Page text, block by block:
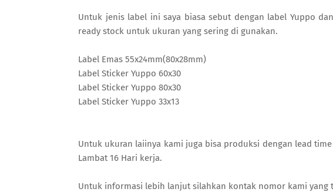
Untuk jenis label ini saya biasa sebut dengan label Yuppo
ready stock untuk ukuran yang sering di gunakan.
Label Emas 55x24mm(80x28mm)
Label Sticker Yuppo 60x30
Label Sticker Yuppo 80x30
Label Sticker Yuppo 33x13
Untuk ukuran laiinya kami juga bisa produksi dengan lead
Lambat 16 Hari kerja.
Untuk informasi lebih lanjut silahkan kontak nomor kami yang